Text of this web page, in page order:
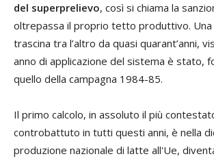
del superprelievo, così si chiama la
oltrepassa il proprio tetto produttivo. Una
trascina tra l’altro da quasi quarant’anni,
anno di applicazione del sistema è stato,
quello della campagna 1984-85.
Il primo calcolo, in assoluto il più
controbattuto in tutti questi anni, è nella
produzione nazionale di latte all'Ue,